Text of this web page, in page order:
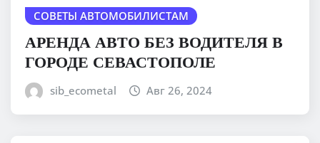
СОВЕТЫ АВТОМОБИЛИСТАМ
АРЕНДА АВТО БЕЗ ВОДИТЕЛЯ В
ГОРОДЕ СЕВАСТОПОЛЕ
sib_ecometal Авг 26, 2024